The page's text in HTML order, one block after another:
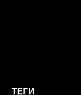
ТЕГИ